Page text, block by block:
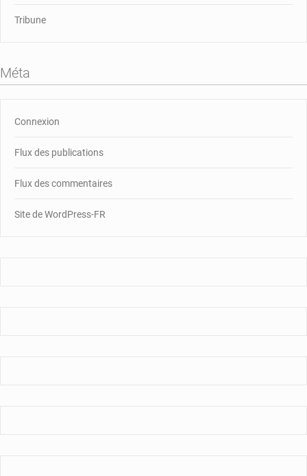
Tribune
Méta
Connexion
Flux des publications
Flux des commentaires
Site de WordPress-FR